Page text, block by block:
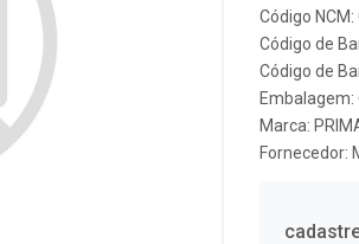
Código
Código de
Código de
Embalagem:
Marca:
Fornecedor: